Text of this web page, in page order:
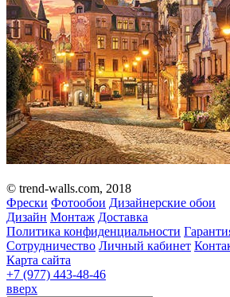
© trend-walls.com, 2018
Фрески Фотообои Дизайнерские обои
Дизайн Монтаж Доставка
Политика конфиденциальности
Сотрудничество Личный кабинет
Карта сайта
+7 (977) 443-48-46
вверх